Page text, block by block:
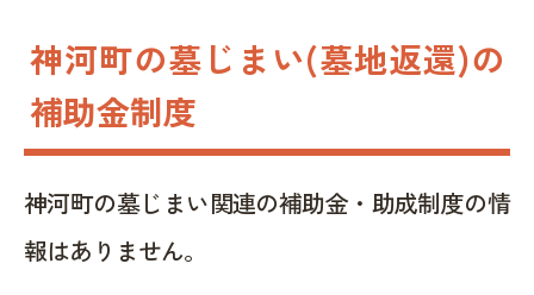
神河町の墓じまい(墓地返還)の
補助金制度
神河町の墓じまい関連の補助金・助成制度の情
報はありません。